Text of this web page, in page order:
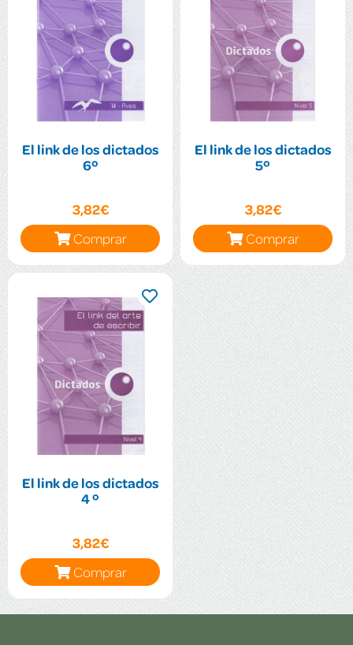
El link de los dictados
6º
3,82€
Comprar
El link de los dictados
5º
3,82€
Comprar
El link de los dictados
4 º
3,82€
Comprar